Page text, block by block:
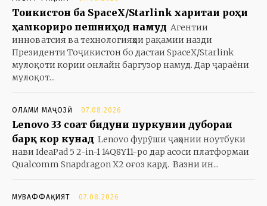
Тоҷикистон ба SpaceX/Starlink харитаи роҳи
ҳамкориро пешниҳод намуд Агентии
инноватсия ва технологияҳои рақамии назди
Президенти Тоҷикистон бо дастаи SpaceX/Starlink
мулоқоти кории онлайн баргузор намуд. Дар ҷараёни
мулоқот...
ОЛАМИ МАҶОЗӢ 07.08.2026
Lenovo 33 соат бидуни пуркунии дубораи
барқ кор кунад Lenovo фурӯши ҷаҳонии ноутбуки
нави IdeaPad 5 2-in-1 14Q8Y11-ро дар асоси платформаи
Qualcomm Snapdragon X2 оғоз кард. Вазни ин...
МУВАФФАҚИЯТ 07.08.2026